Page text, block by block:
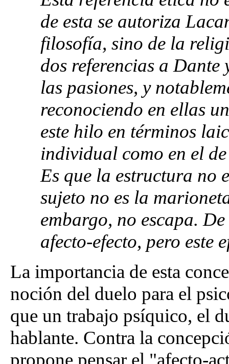
de esta se autoriza
filosofía, sino de la
dos referencias a
las pasiones, y
reconociendo en ellas
este hilo en términos
individual como en el
Es que la estructura no
sujeto no es la
embargo, no escapa.
afecto-efecto, pero este
La importancia de esta
noción del duelo para el
que un trabajo psíquico, el
hablante. Contra la